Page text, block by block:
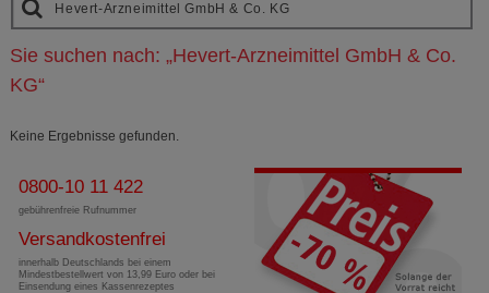
Sie suchen nach: „Hevert-Arzneimittel GmbH & Co.
KG“
Keine Ergebnisse gefunden.
0800-10 11 422
gebührenfreie Rufnummer
Versandkostenfrei
innerhalb Deutschlands bei einem
Mindestbestellwert von 13,99 Euro oder bei
Einsendung eines Kassenrezeptes